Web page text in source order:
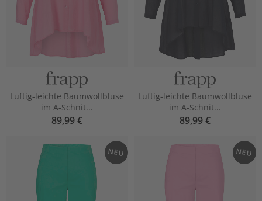
Luftig-leichte Baumwollbluse
im A-Schnit...
89,99 €
Luftig-leichte Baumwollbluse
im A-Schnit...
89,99 €
NEU NEU